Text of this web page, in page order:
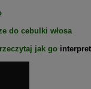
do cebulki włosa
jak go